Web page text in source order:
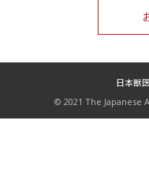
日本獣
© 2021 The Japanese